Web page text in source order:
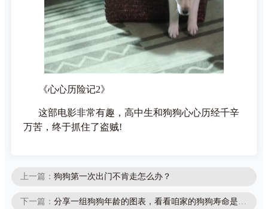
《心心历险记2》
这部电影非常有趣，高中生和狗狗心心历经千辛
万苦，终于抓住了盗贼!
上一篇： 狗狗第一次出门不肯走怎么办？
下一篇： 分享一组狗狗年龄的图表，看看咱家的狗狗寿命是多久